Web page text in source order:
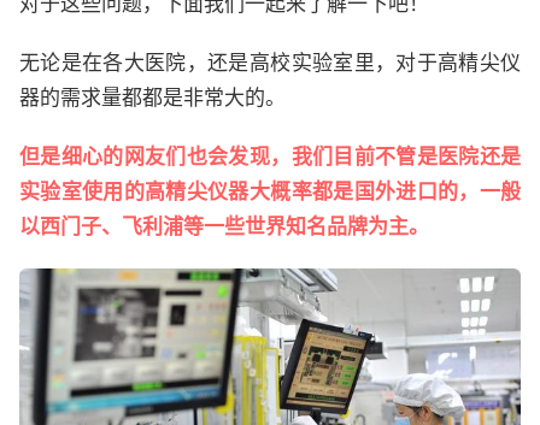
无论是在各大医院，还是高校实验室里，对于高精尖仪
器的需求量都都是非常大的。
但是细心的网友们也会发现，我们目前不管是医院还是
实验室使用的高精尖仪器大概率都是国外进口的，一般
以西门子、飞利浦等一些世界知名品牌为主。